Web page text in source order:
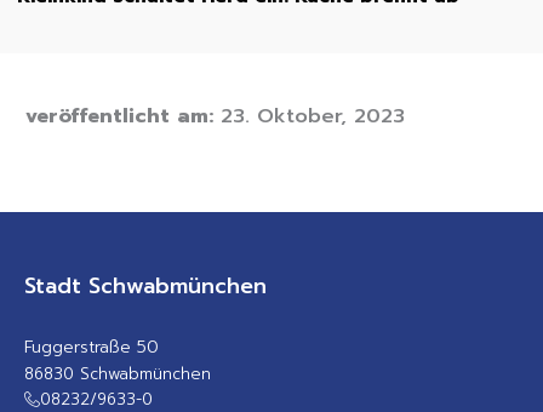
veröffentlicht am:23. Oktober, 2023
Stadt Schwabmünchen
Fuggerstraße 50
86830 Schwabmünchen
08232/9633-0